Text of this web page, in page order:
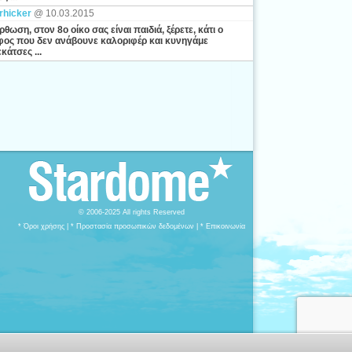
@ 10.03.2015
στον 8ο οίκο σας είναι παιδιά, ξέρετε, κάτι ο
που δεν ανάβουνε καλοριφέρ και κυνηγάμε
...
© 2006-2025 All rights Reserved
* Όροι χρήσης
* Προστασία προσωπικών δεδομένων * Επικοινωνία